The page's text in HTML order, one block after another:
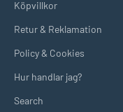
Köpvillkor
Retur & Reklamation
Policy & Cookies
Hur handlar jag?
Search